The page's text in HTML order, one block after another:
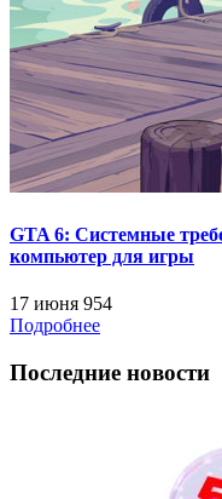
GTA 6: Системные
компьютер для игры
17 июня 954
Подробнее
Последние новости